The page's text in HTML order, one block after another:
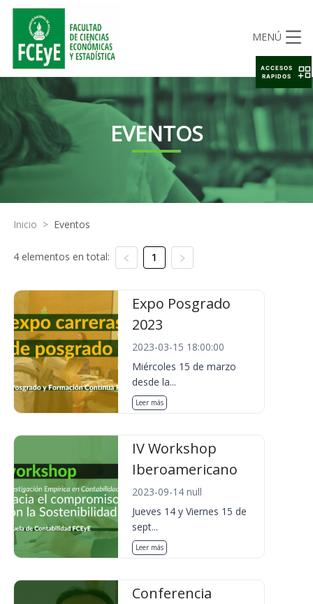
MENÚ
EVENTOS
Inicio > Eventos
4 elementos en total: 1
Expo Posgrado
2023
2023-03-15 18:00:00
Miércoles 15 de marzo
desde la...
Leer más
IV Workshop
Iberoamericano
2023-09-14 null
Jueves 14 y Viernes 15 de
sept...
Leer más
Conferencia
ACCESOS
RAPIDOS